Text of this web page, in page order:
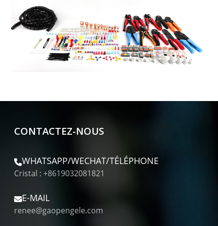
CONTACTEZ-NOUS
WHATSAPP/WECHAT/TÉLÉPHONE
Cristal : +8619032081821
E-MAIL
renee@gaopengele.com